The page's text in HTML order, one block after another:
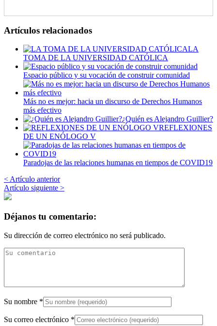
Artículos relacionados
LA
TOMA DE LA UNIVERSIDAD CATÓLICA
Espacio público y su vocación de construir comunidad
Más no es mejor: hacia un discurso de Derechos Humanos
más efectivo
¿Quién es Alejandro Guillier?
REFLEXIONES
DE UN ENÓLOGO V
Paradojas de las relaciones humanas en tiempos de COVID19
< Artículo anterior
Artículo siguiente >
Déjanos tu comentario:
Su dirección de correo electrónico no será publicado.
Su nombre *
Su correo electrónico *